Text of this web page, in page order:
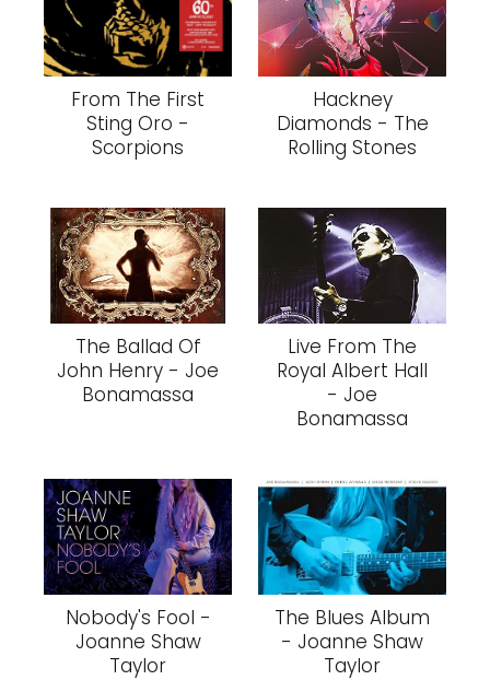
From The First
Sting Oro -
Scorpions
Hackney
Diamonds - The
Rolling Stones
The Ballad Of
John Henry - Joe
Bonamassa
Live From The
Royal Albert Hall
- Joe
Bonamassa
Nobody's Fool -
Joanne Shaw
Taylor
The Blues Album
- Joanne Shaw
Taylor